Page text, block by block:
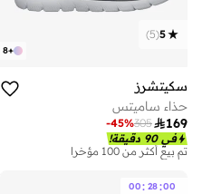
+
8
5
(
5
)
سكيتشرز
حذاء ساميتس
169
305
-45%
في 90 دقيقة!
تم بيع أكثر من 100 مؤخرا
00: 28:00